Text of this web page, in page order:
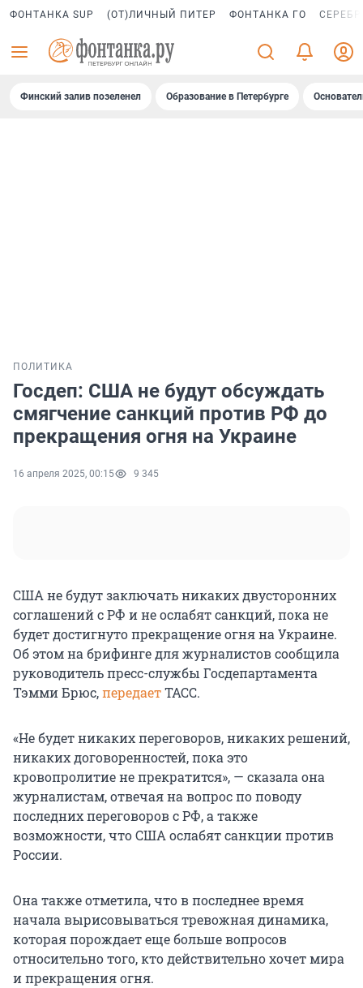
ФОНТАНКА SUP (ОТ)ЛИЧНЫЙ ПИТЕР ФОНТАНКА ГО
Финский залив позеленел Образование в Петербурге
ПОЛИТИКА
Госдеп: США не будут обсуждать
смягчение санкций против РФ до
прекращения огня на Украине
16 апреля 2025, 00:15 9 345
США не будут заключать никаких двусторонних
соглашений с РФ и не ослабят санкций, пока не
будет достигнуто прекращение огня на Украине.
Об этом на брифинге для журналистов сообщила
руководитель пресс-службы Госдепартамента
Тэмми Брюс,передаетТАСС.
«Не будет никаких переговоров, никаких решений,
никаких договоренностей, пока это
кровопролитие не прекратится», — сказала она
журналистам, отвечая на вопрос по поводу
последних переговоров с РФ, а также
возможности, что США ослабят санкции против
России.
Она также отметила, что в последнее время
начала вырисовываться тревожная динамика,
которая порождает еще больше вопросов
относительно того, кто действительно хочет мира
и прекращения огня.